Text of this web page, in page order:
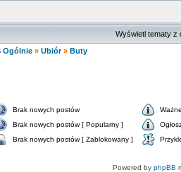
Wyświetl tematy z
Ogólnie » Ubiór» Buty
Brak nowych postów
Brak nowych postów [ Popularny ]
Brak nowych postów [ Zablokowany ]
Powered by phpBB